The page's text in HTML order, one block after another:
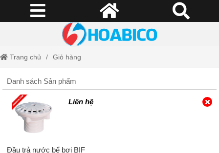
Trang chủ Giỏ hàng
Danh sách Sản phẩm
Liên hệ
Đầu trả nước bể bơi BIF